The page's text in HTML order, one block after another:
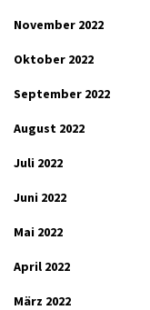
November 2022
Oktober 2022
September 2022
August 2022
Juli 2022
Juni 2022
Mai 2022
April 2022
März 2022